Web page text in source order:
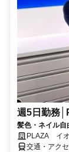
週5日勤務
髪色・ネイル自
PLAZA イ
交通・アク